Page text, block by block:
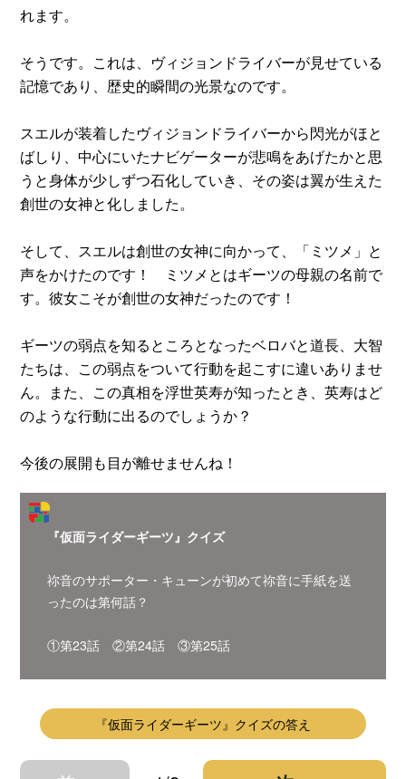
れます。
そうです。これは、ヴィジョンドライバーが見せている
記憶であり、歴史的瞬間の光景なのです。
スエルが装着したヴィジョンドライバーから閃光がほと
ばしり、中心にいたナビゲーターが悲鳴をあげたかと思
うと身体が少しずつ石化していき、その姿は翼が生えた
創世の女神と化しました。
そして、スエルは創世の女神に向かって、「ミツメ」と
声をかけたのです！ ミツメとはギーツの母親の名前で
す。彼女こそが創世の女神だったのです！
ギーツの弱点を知るところとなったベロバと道長、大智
たちは、この弱点をついて行動を起こすに違いありませ
ん。また、この真相を浮世英寿が知ったとき、英寿はど
のような行動に出るのでしょうか？
今後の展開も目が離せませんね！
『仮面ライダーギーツ』クイズ
祢音のサポーター・キューンが初めて祢音に手紙を送
ったのは第何話？
①第23話 ②第24話 ③第25話
『仮面ライダーギーツ』クイズの答え